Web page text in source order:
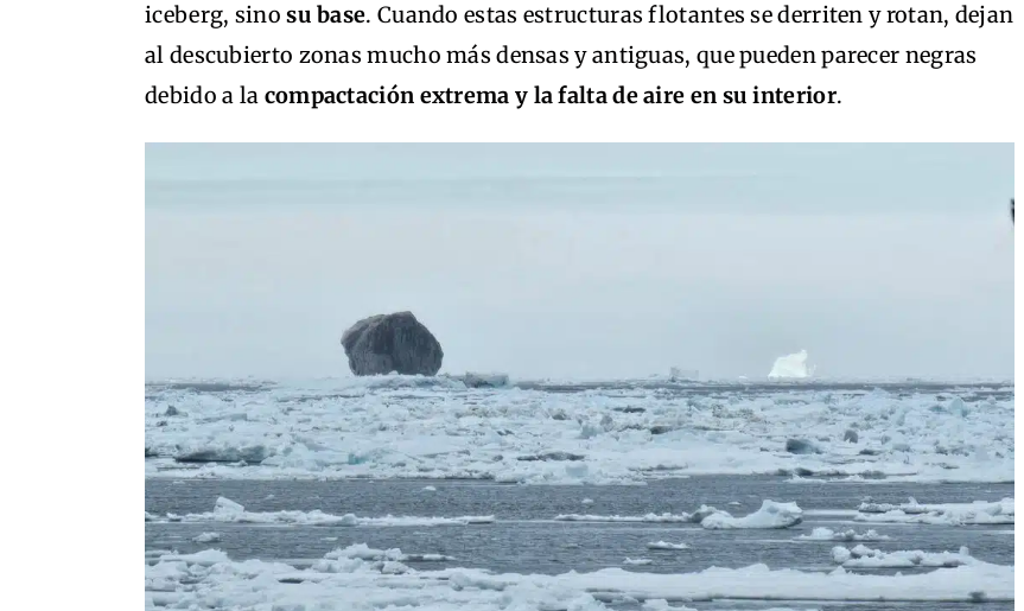
iceberg, sinosu base. Cuando estas estructuras flotantes se derriten y rotan, dejan
al descubierto zonas mucho más densas y antiguas, que pueden parecer negras
debido a la compactación extrema y la falta de aire en su interior.